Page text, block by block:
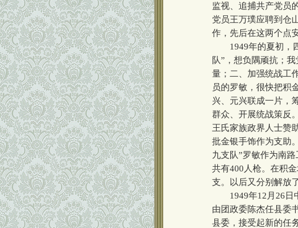
监视、追捕共产党员
党员王万璞应聘到仓
作，先后在这两个点
1949年的夏初，四
队”，想负隅顽抗；
量；二、加强统战工
员的罗敏，很快把积
兴、元兴联成一片，
群众、开展统战策反
王氏家族政界人士赞
批金银手饰作为支助
九支队”罗敏作为南
共有400人枪。在积
支。以后又分别解放
1949年12月26日中
由团政委陈杰任县委
县委，接受起新的任